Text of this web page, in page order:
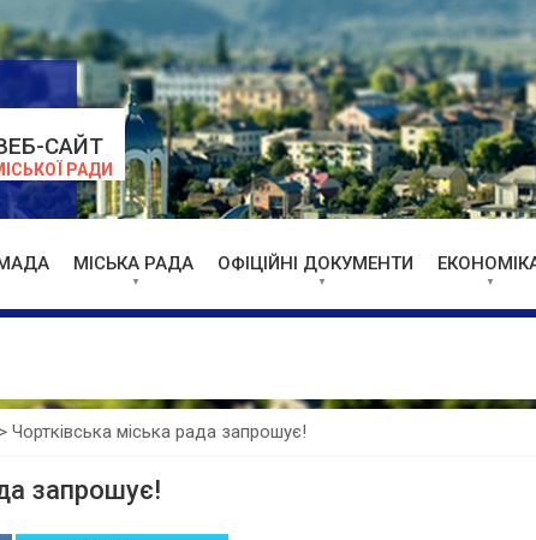
САЙТ
РАДИ
МІСЬКА РАДА ОФІЦІЙНІ ДОКУМЕНТИ
>Чортківська міська рада запрошує!
запрошує!